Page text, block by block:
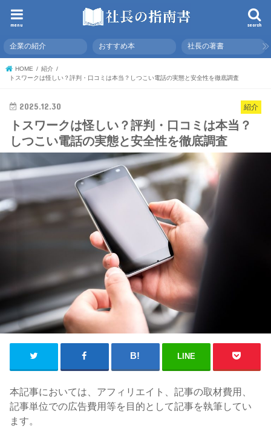
search
menu
企業の紹介 おすすめ本 社長の著書
HOME
紹介
トスワークは怪しい？評判・口コミは本当？しつこい電話の実態と安全性を徹底調査
紹介
2025.12.30
トスワークは怪しい？評判・口コミは本当？
しつこい電話の実態と安全性を徹底調査
LINE
本記事においては、アフィリエイト、記事の取材費用、
記事単位での広告費用等を目的として記事を執筆してい
ます。